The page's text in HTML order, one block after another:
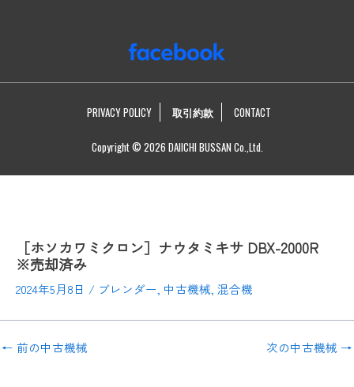
PRIVACY POLICY 取引約款 CONTACT
Copyright © 2026 DAIICHI BUSSAN Co.,Ltd.
［ホソカワミクロン］ナウタミキサ DBX-2000R
※売却済み
2024年5月8日 / ブレンダー, 中古機械, 混合機
← 前の中古機械 次の中古機械 →